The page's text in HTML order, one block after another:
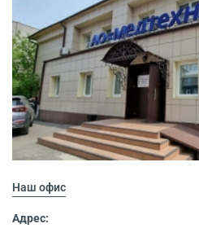
Наш офис
Адрес: